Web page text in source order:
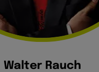
Walter Rauch